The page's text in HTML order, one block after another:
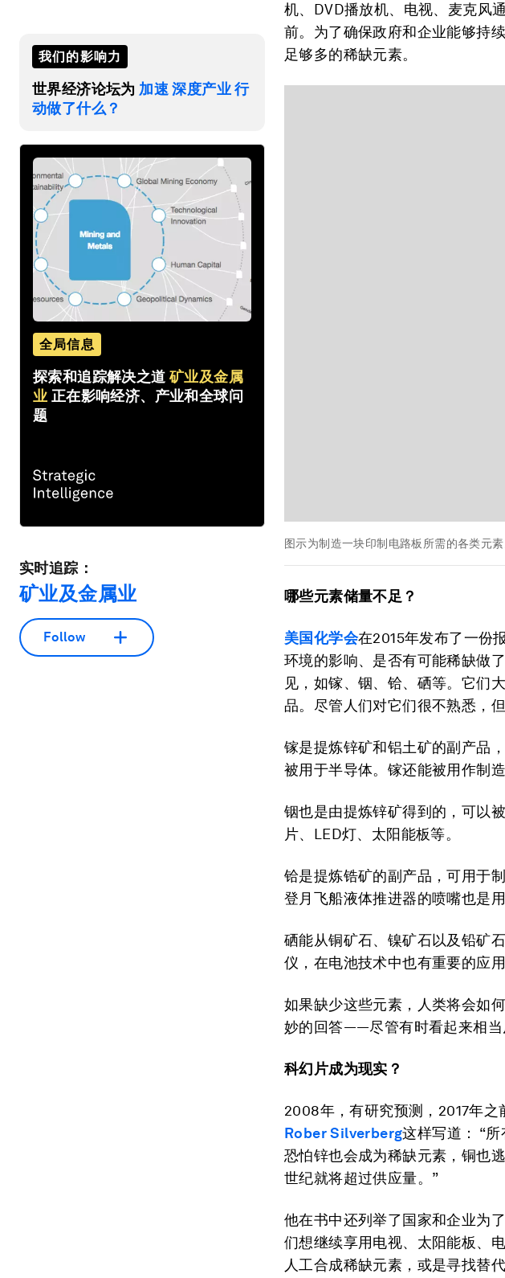
我们的影响力
世界经济论坛为 加速 深度产业 行
动做了什么？
全局信息
探索和追踪解决之道 矿业及金属
业 正在影响经济、产业和全球问
题
实时追踪：
矿业及金属业
Follow
机、DVD播放机、电视、麦克风
前。为了确保政府和企业能够持
足够多的稀缺元素。
图示为制造一块印制电路板所需的各类元素
哪些元素储量不足？
美国化学会在2015年发布了一份
环境的影响、是否有可能稀缺做
见，如镓、铟、铪、硒等。它们
品。尽管人们对它们很不熟悉，
镓是提炼锌矿和铝土矿的副产品
被用于半导体。镓还能被用作制造
铟也是由提炼锌矿得到的，可以
片、LED灯、太阳能板等。
铪是提炼锆矿的副产品，可用于
登月飞船液体推进器的喷嘴也是用
硒能从铜矿石、镍矿石以及铅矿
仪，在电池技术中也有重要的应用
如果缺少这些元素，人类将会如
妙的回答——尽管有时看起来相当
科幻片成为现实？
2008年，有研究预测，2017年
Rober Silverberg这样写道： “
恐怕锌也会成为稀缺元素，铜也
世纪就将超过供应量。”
他在书中还列举了国家和企业为
们想继续享用电视、太阳能板、
人工合成稀缺元素，或是寻找替